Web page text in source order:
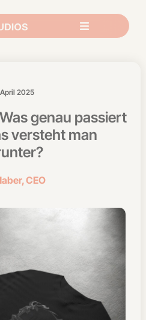
2025
genau passiert
versteht man
CEO